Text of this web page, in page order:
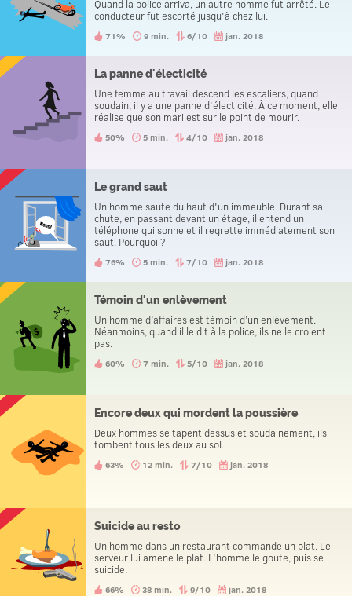
Quand la police arriva, un autre homme fut arrêté. Le
conducteur fut escorté jusqu'à chez lui.
71% 9 min. 6/10 jan. 2018
La panne d'électicité
Une femme au travail descend les escaliers, quand
soudain, il y a une panne d'électicité. À ce moment, elle
réalise que son mari est sur le point de mourir.
50% 5 min. 4/10 jan. 2018
Le grand saut
Un homme saute du haut d'un immeuble. Durant sa
chute, en passant devant un étage, il entend un
téléphone qui sonne et il regrette immédiatement son
saut. Pourquoi ?
76% 5 min. 7/10 jan. 2018
Témoin d'un enlèvement
Un homme d’affaires est témoin d’un enlèvement.
Néanmoins, quand il le dit à la police, ils ne le croient
pas.
60% 7 min. 5/10 jan. 2018
Encore deux qui mordent la poussière
Deux hommes se tapent dessus et soudainement, ils
tombent tous les deux au sol.
63% 12 min. 7/10 jan. 2018
Suicide au resto
Un homme dans un restaurant commande un plat. Le
serveur lui amene le plat. L'homme le goute, puis se
suicide.
66% 38 min. 9/10 jan. 2018